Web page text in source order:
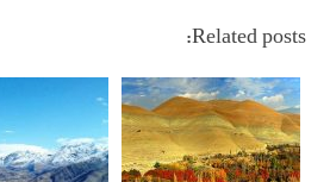
Related posts: